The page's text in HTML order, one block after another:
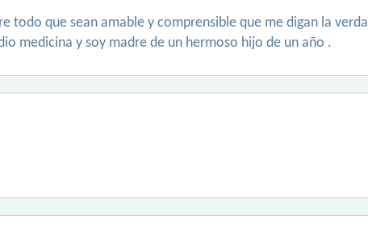
todo que sean amable y comprensible que me digan la
medicina y soy madre de un hermoso hijo de un año .